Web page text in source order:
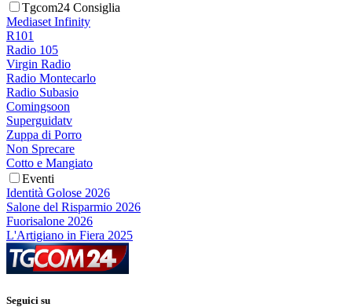
Tgcom24 Consiglia
Mediaset Infinity
R101
Radio 105
Virgin Radio
Radio Montecarlo
Radio Subasio
Comingsoon
Superguidatv
Zuppa di Porro
Non Sprecare
Cotto e Mangiato
Eventi
Identità Golose 2026
Salone del Risparmio 2026
Fuorisalone 2026
L'Artigiano in Fiera 2025
Seguici su